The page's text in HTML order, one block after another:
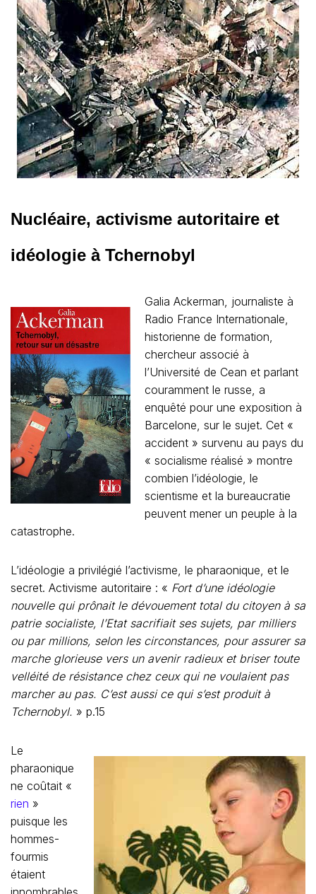
Nucléaire, activisme autoritaire et
idéologie à Tchernobyl
Galia Ackerman, journaliste à
Radio France Internationale,
historienne de formation,
chercheur associé à
l’Université de Cean et parlant
couramment le russe, a
enquêté pour une exposition à
Barcelone, sur le sujet. Cet «
accident » survenu au pays du
« socialisme réalisé » montre
combien l’idéologie, le
scientisme et la bureaucratie
peuvent mener un peuple à la
catastrophe.
L’idéologie a privilégié l’activisme, le pharaonique, et le
secret. Activisme autoritaire : « Fort d’une idéologie
nouvelle qui prônait le dévouement total du citoyen à sa
patrie socialiste, l’Etat sacrifiait ses sujets, par milliers
ou par millions, selon les circonstances, pour assurer sa
marche glorieuse vers un avenir radieux et briser toute
velléité de résistance chez ceux qui ne voulaient pas
marcher au pas. C’est aussi ce qui s’est produit à
Tchernobyl. » p.15
Le
pharaonique
ne coûtait «
rien »
puisque les
hommes-
fourmis
étaient